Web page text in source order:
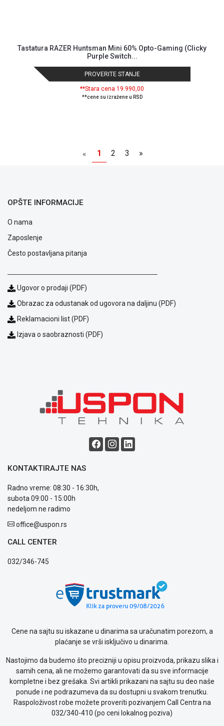
Tastatura RAZER Huntsman Mini 60% Opto-Gaming (Clicky
Purple Switch...
PROVERITE STANJE
**Stara cena 19.990,00
**cene su izražene u RSD
« 1 2 3 »
OPŠTE INFORMACIJE
O nama
Zaposlenje
Često postavljana pitanja
Ugovor o prodaji (PDF)
Obrazac za odustanak od ugovora na daljinu (PDF)
Reklamacioni list (PDF)
Izjava o saobraznosti (PDF)
KONTAKTIRAJTE NAS
Radno vreme: 08:30 - 16:30h,
subota 09:00 - 15:00h
nedeljom ne radimo
office@uspon.rs
CALL CENTER
032/346-745
Cene na sajtu su iskazane u dinarima sa uračunatim porezom, a
plaćanje se vrši isključivo u dinarima.
Nastojimo da budemo što precizniji u opisu proizvoda, prikazu slika i
samih cena, ali ne možemo garantovati da su sve informacije
kompletne i bez grešaka. Svi artikli prikazani na sajtu su deo naše
ponude i ne podrazumeva da su dostupni u svakom trenutku.
Raspoloživost robe možete proveriti pozivanjem Call Centra na
032/340-410 (po ceni lokalnog poziva)